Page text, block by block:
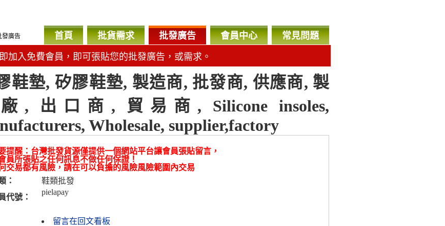
發廣告 首頁 批貨需求 批發廣告 會員中心 常見問題
加入免費會員，即可張貼您的批發廣告，或需求。
鞋墊, 矽膠鞋墊, 製造商, 批發商, 供應商, 製
, 出口商, 貿易商, Silicone insoles,
Wholesale, supplier,factory
提醒：台灣批發貨源僅提供一個網站平台讓會員張貼留言，
員所張貼之任何訊息不做任何保證！
交易都有風險，請在可以負擔的風險風險範圍內交易
：
鞋類批發
代號：
pielapay
留言在回文看板